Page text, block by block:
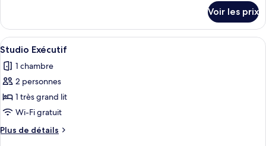
Chambre
Junior
le
type
de
Chambre
Junior
Voir les prix
Afficher
toutes
les
photos
pour
ce
type
de
Une chambre d’hôtel équipée d’un
3
Studio Exécutif
1 chambre
2 personnes
1 très grand lit
Wi-Fi gratuit
Plus de détails
Plus